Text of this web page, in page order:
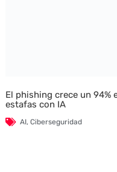
El phishing crece un 94%
estafas con IA
AI, Ciberseguridad